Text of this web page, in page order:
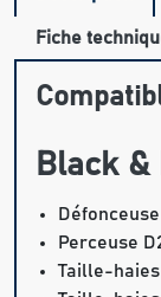
Fiche
Black &
Défonceuse
Perceuse
Taille-haies